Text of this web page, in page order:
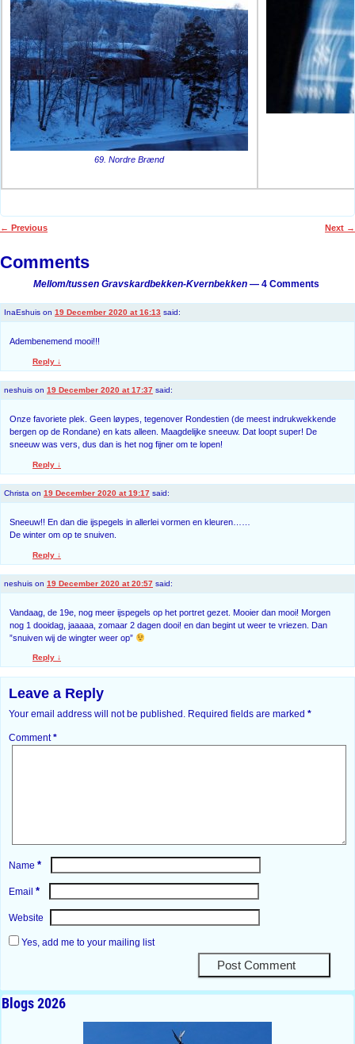
69. Nordre Brænd
← Previous Next →
Comments
Mellom/tussen Gravskardbekken-Kvernbekken — 4 Comments
InaEshuis on 19 December 2020 at 16:13 said:
Adembenemend mooi!!!
Reply ↓
neshuis on 19 December 2020 at 17:37 said:
Onze favoriete plek. Geen løypes, tegenover Rondestien (de meest indrukwekkende
bergen op de Rondane) en kats alleen. Maagdelijke sneeuw. Dat loopt super! De
sneeuw was vers, dus dan is het nog fijner om te lopen!
Reply ↓
Christa on 19 December 2020 at 19:17 said:
Sneeuw!! En dan die ijspegels in allerlei vormen en kleuren……
De winter om op te snuiven.
Reply ↓
neshuis on 19 December 2020 at 20:57 said:
Vandaag, de 19e, nog meer ijspegels op het portret gezet. Mooier dan mooi! Morgen
nog 1 dooidag, jaaaaa, zomaar 2 dagen dooi! en dan begint ut weer te vriezen. Dan
”snuiven wij de wingter weer op”
Reply ↓
Leave a Reply
Your email address will not be published. Required fields are marked *
Comment*
Name *
Email *
Website
Yes, add me to your mailing list
Blogs 2026